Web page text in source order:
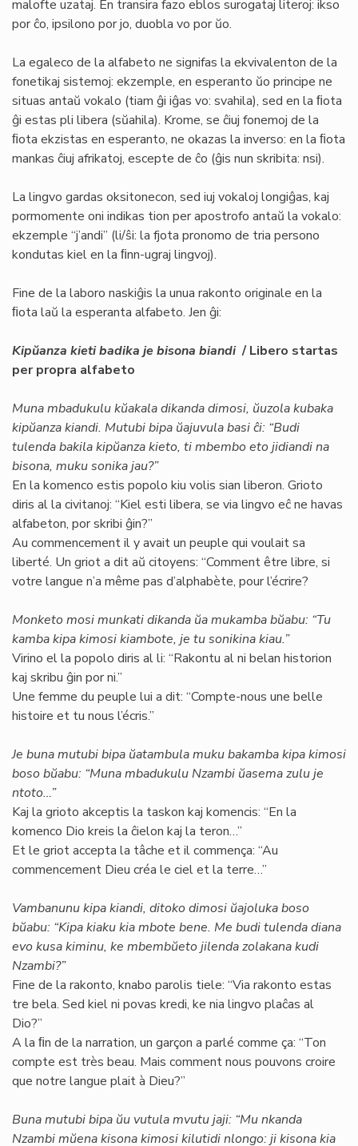
malofte uzataj. En transira fazo eblos surogataj literoj: ikso
por ĉo, ipsilono por jo, duobla vo por ŭo.
La egaleco de la alfabeto ne signifas la ekvivalenton de la
fonetikaj sistemoj: ekzemple, en esperanto ŭo principe ne
situas antaŭ vokalo (tiam ĝi iĝas vo: svahila), sed en la ﬁota
ĝi estas pli libera (sŭahila). Krome, se ĉiuj fonemoj de la
ﬁota ekzistas en esperanto, ne okazas la inverso: en la ﬁota
mankas ĉiuj afrikatoj, escepte de ĉo (ĝis nun skribita: nsi).
La lingvo gardas oksitonecon, sed iuj vokaloj longiĝas, kaj
pormomente oni indikas tion per apostrofo antaŭ la vokalo:
ekzemple “j’andi” (li/ŝi: la fjota pronomo de tria persono
kondutas kiel en la ﬁnn-ugraj lingvoj).
Fine de la laboro naskiĝis la unua rakonto originale en la
ﬁota laŭ la esperanta alfabeto. Jen ĝi:
Kipŭanza kietibadika je bisona biandi/ Libero startas
per propra alfabeto
Muna mbadukulu kŭakala dikanda dimosi, ŭuzola kubaka
kipŭanza kiandi. Mutubi bipa ŭajuvula basi ĉi: “Budi
tulenda bakila kipŭanza kieto, ti mbembo eto jidiandi na
bisona, muku sonika jau?”
En la komenco estis popolo kiu volis sian liberon. Grioto
diris al la civitanoj: “Kiel esti libera, se via lingvo eĉ ne havas
alfabeton, por skribi ĝin?”
Au commencement il y avait un peuple qui voulait sa
liberté. Un griot a dit aŭ citoyens: “Comment être libre, si
votre langue n’a même pas d’alphabète, pour l’écrire?
Monketo mosi munkati dikanda ŭa mukamba bŭabu: “Tu
kamba kipa kimosi kiambote, je tu sonikina kiau.”
Virino el la popolo diris al li: “Rakontu al ni belan historion
kaj skribu ĝin por ni.”
Une femme du peuple lui a dit: “Compte-nous une belle
histoire et tu nous l’écris.”
Je buna mutubi bipa ŭatambula muku bakamba kipa kimosi
boso bŭabu: “Muna mbadukulu Nzambi ŭasema zulu je
ntoto…”
Kaj la grioto akceptis la taskon kaj komencis: “En la
komenco Dio kreis la ĉielon kaj la teron…”
Et le griot accepta la tâche et il commença: “Au
commencement Dieu créa le ciel et la terre…”
Vambanunu kipa kiandi, ditoko dimosi ŭajoluka boso
bŭabu: “Kipa kiaku kia mbote bene. Me budi tulenda diana
evo kusa kiminu, ke mbembŭeto jilenda zolakana kudi
Nzambi?”
Fine de la rakonto, knabo parolis tiele: “Via rakonto estas
tre bela. Sed kiel ni povas kredi, ke nia lingvo plaĉas al
Dio?”
A la ﬁn de la narration, un garçon a parlé comme ça: “Ton
compte est très beau. Mais comment nous pouvons croire
que notre langue plait à Dieu?”
Buna mutubi bipa ŭu vutula mvutu jaji: “Mu nkanda
Nzambi mŭena kisona kimosi kilutidi nlongo: ji kisona kia